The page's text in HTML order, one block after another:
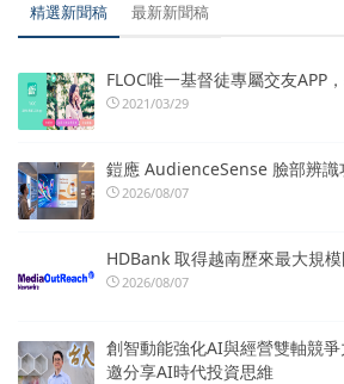
精選新聞稿 最新新聞稿
FLOC唯一基督徒專屬交友APP
2021/03/29
鎧應 AudienceSense 臉部辨識
2026/08/07
HDBank 取得越南歷來最大規
2026/08/07
創智動能強化AI與經營雙軸競
邀分享AI時代投資思維